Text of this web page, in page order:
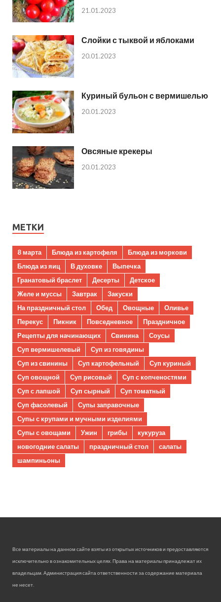
21.01.2023
Слойки с тыквой и яблоками
20.01.2023
Куриный бульон с вермишелью
20.01.2023
Овсяные крекеры
20.01.2023
МЕТКИ
8 марта Блюда из картофеля
Блюда из моркови
Блюда из яиц
В духовке
Выпечка
Гранатовый браслет
Десерты
Детское
Желе и муссы
Завтрак
Закуски
На праздничный стол
Обед Овощные
Оливье
Перекус
Пикник Повседневное
Праздничное
Рецепты для начинающих
Свинина
Соусы
Суп вермишелевый
Суп из говядины
Суп из свинины
Суп картофельный
Суп куриный
Суп овощной
Суп рисовый
Суп с копченостями
Суп с лапшой
Суп сырный
Суп томатный
Суп фасолевый
Супы заправочные
Супы с крупами и мучными изделиями
Супы с овощами
Ужин грибы
кукуруза
новогодние салаты
праздничный стол
салаты
шампиньоны
Все материалы на данном сайте взяты из открытых источников и предоставляются
исключительно в ознакомительных целях. Права на материалы принадлежат их
владельцам. Администрация сайта ответственности за содержание материала
не несет.